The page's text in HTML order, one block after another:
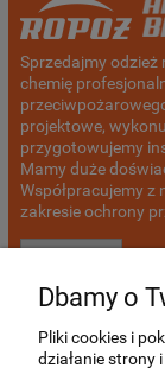
Sprzedajmy odzież
chemię
projektowe,
przygotowujemy
Mamy duże
Współpracujemy
zakresie ochrony
Dbamy o
Pliki cookies i
działanie strony